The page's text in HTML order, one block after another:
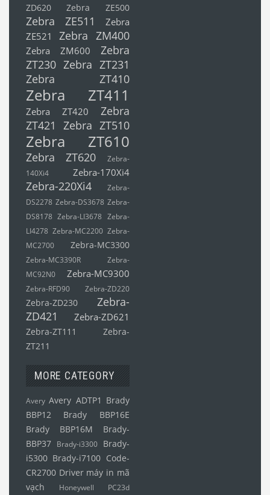
ZD620
Zebra ZE500
Zebra ZE511
Zebra
ZE521
Zebra ZM400
Zebra ZM600
Zebra
ZT230 Zebra ZT231
Zebra ZT410
Zebra ZT411
Zebra ZT420
Zebra
ZT421
Zebra ZT510
Zebra ZT610
Zebra ZT620
Zebra-
140Xi4
Zebra-170Xi4
Zebra-220Xi4
Zebra-
DS2278 Zebra-DS3678 Zebra-
DS8178 Zebra-LI3678 Zebra-
LI4278 Zebra-MC2200 Zebra-
MC2700
Zebra-MC3300
Zebra-MC3390R
Zebra-
MC92N0
Zebra-MC9300
Zebra-RFD90 Zebra-ZD220
Zebra-ZD230
Zebra-
ZD421
Zebra-ZD621
Zebra-ZT111
Zebra-
ZT211
MORE CATEGORY
Avery Avery ADTP1
Brady
BBP12
Brady BBP16E
Brady BBP16M
Brady-
BBP37 Brady-i3300 Brady-
i5300 Brady-i7100 Code-
CR2700 Driver máy in mã
vạch
Honeywell PC23d